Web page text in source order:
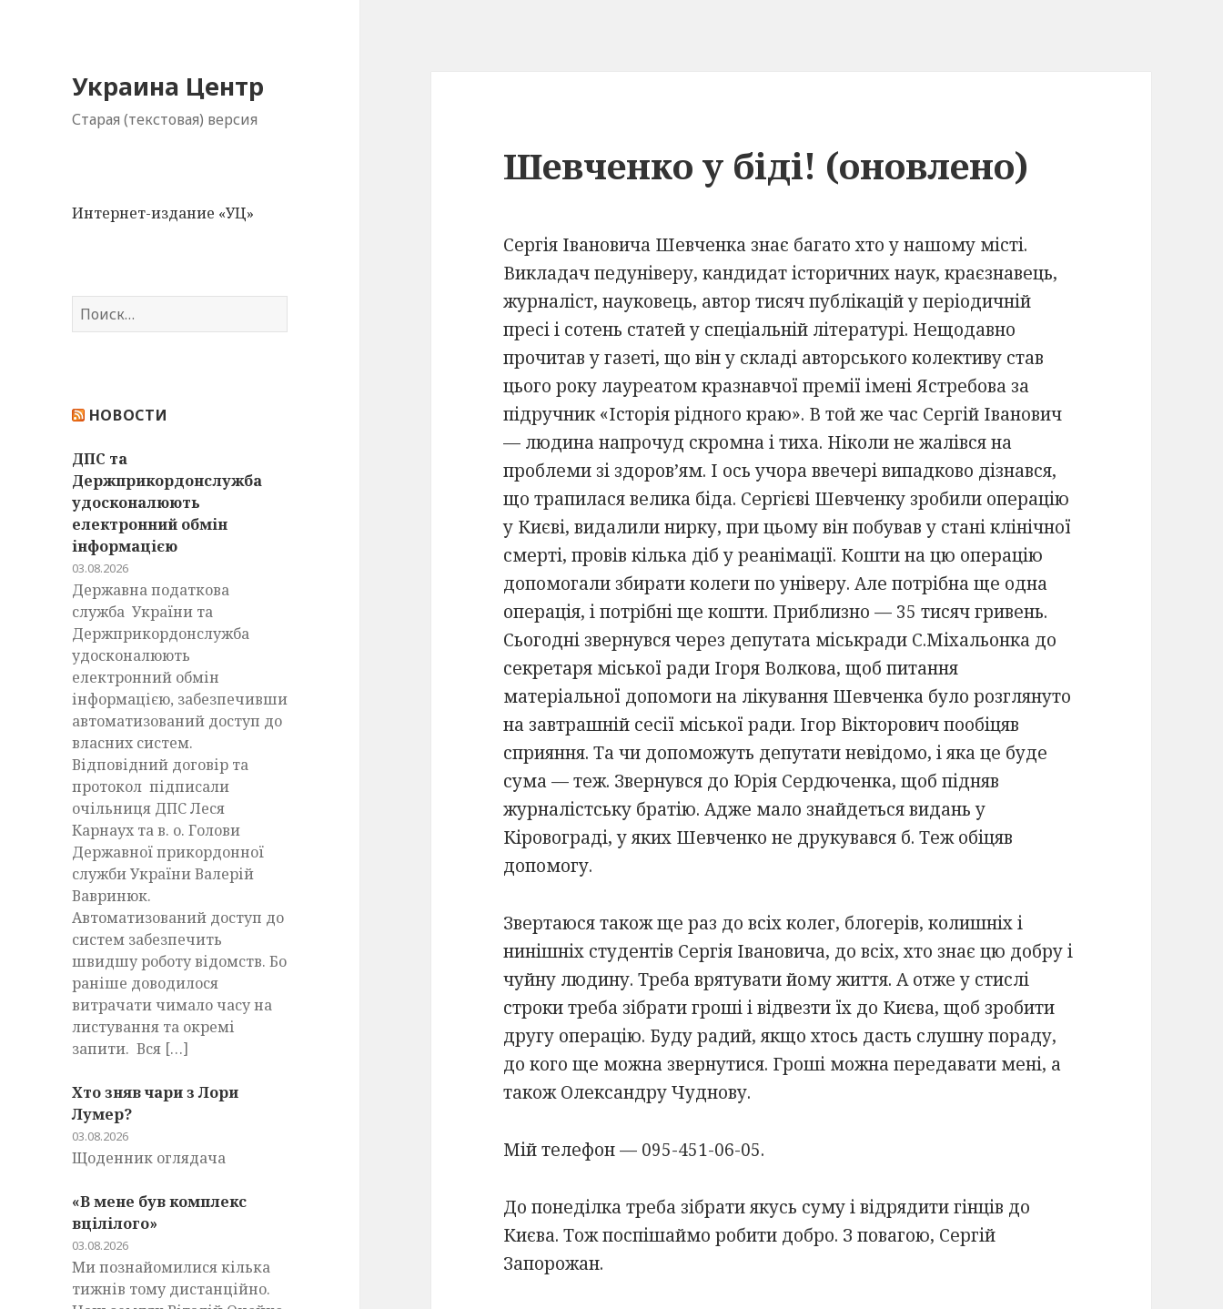
Украина Центр
Старая (текстовая) версия
Интернет-издание «УЦ»
Н
а
:
НОВОСТИ
ДПС та
Держприкордонслужба
удосконалюють
електронний обмін
інформацією
03.08.2026
Державна податкова
служба України та
Держприкордонслужба
удосконалюють
електронний обмін
інформацією, забезпечивши
автоматизований доступ до
власних систем.
Відповідний договір та
протокол підписали
очільниця ДПС Леся
Карнаух та в. о. Голови
Державної прикордонної
служби України Валерій
Вавринюк.
Автоматизований доступ до
систем забезпечить
швидшу роботу відомств. Бо
раніше доводилося
витрачати чимало часу на
листування та окремі
запити. Вся […]
Хто зняв чари з Лори
Лумер?
03.08.2026
Щоденник оглядача
«В мене був комплекс
вцілілого»
03.08.2026
Ми познайомилися кілька
тижнів тому дистанційно.
Шевченко у біді! (оновлено)
Сергія Івановича Шевченка знає багато хто у нашому місті.
Викладач педуніверу, кандидат історичних наук, краєзнавець,
журналіст, науковець, автор тисяч публікацій у періодичній
пресі і сотень статей у спеціальній літературі. Нещодавно
прочитав у газеті, що він у складі авторського колективу став
цього року лауреатом кразнавчої премії імені Ястребова за
підручник «Історія рідного краю». В той же час Сергій Іванович
— людина напрочуд скромна і тиха. Ніколи не жалівся на
проблеми зі здоров’ям. І ось учора ввечері випадково дізнався,
що трапилася велика біда. Сергієві Шевченку зробили операцію
у Києві, видалили нирку, при цьому він побував у стані клінічної
смерті, провів кілька діб у реанімації. Кошти на цю операцію
допомогали збирати колеги по універу. Але потрібна ще одна
операція, і потрібні ще кошти. Приблизно — 35 тисяч гривень.
Сьогодні звернувся через депутата міськради С.Міхальонка до
секретаря міської ради Ігоря Волкова, щоб питання
матеріальної допомоги на лікування Шевченка було розглянуто
на завтрашній сесії міської ради. Ігор Вікторович пообіцяв
сприяння. Та чи допоможуть депутати невідомо, і яка це буде
сума — теж. Звернувся до Юрія Сердюченка, щоб підняв
журналістську братію. Адже мало знайдеться видань у
Кіровограді, у яких Шевченко не друкувався б. Теж обіцяв
допомогу.
Звертаюся також ще раз до всіх колег, блогерів, колишніх і
нинішніх студентів Сергія Івановича, до всіх, хто знає цю добру і
чуйну людину. Треба врятувати йому життя. А отже у стислі
строки треба зібрати гроші і відвезти їх до Києва, щоб зробити
другу операцію. Буду радий, якщо хтось дасть слушну пораду,
до кого ще можна звернутися. Гроші можна передавати мені, а
також Олександру Чуднову.
Мій телефон — 095-451-06-05.
До понеділка треба зібрати якусь суму і відрядити гінців до
Києва. Тож поспішаймо робити добро. З повагою, Сергій
Запорожан.